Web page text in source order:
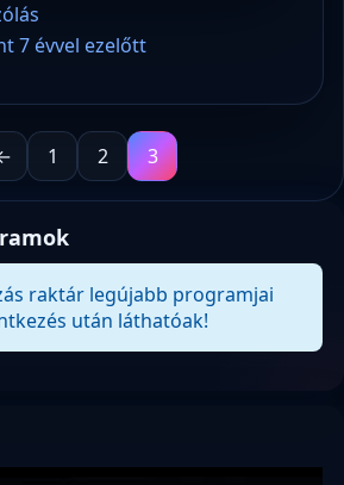
7 évvel ezelőtt
1 2 3
raktár legújabb programjai
után láthatóak!